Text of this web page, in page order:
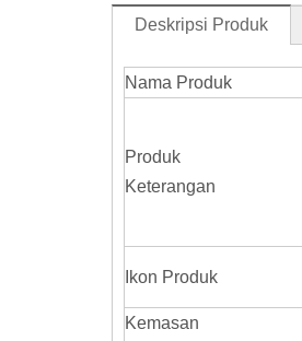
Deskripsi Produk
Nama Produk
Produk
Keterangan
Ikon Produk
Kemasan